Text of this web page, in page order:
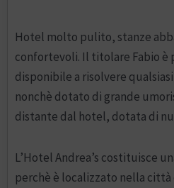
Hotel molto pulito, stanze
confortevoli. Il titolare Fabio è
disponibile a risolvere
nonchè dotato di grande
distante dal hotel, dotata di
L’Hotel Andrea’s costituisce
perchè è localizzato nella città